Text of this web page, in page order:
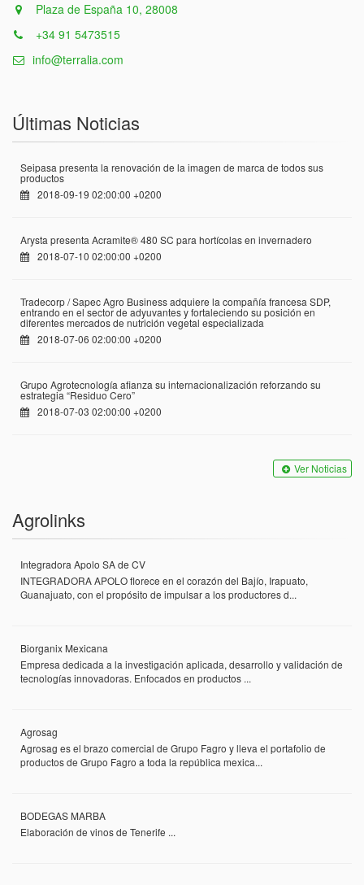
Plaza de España 10, 28008
+34 91 5473515
info@terralia.com
Últimas Noticias
Seipasa presenta la renovación de la imagen de marca de todos sus
productos
2018-09-19 02:00:00 +0200
Arysta presenta Acramite® 480 SC para hortícolas en invernadero
2018-07-10 02:00:00 +0200
Tradecorp / Sapec Agro Business adquiere la compañía francesa SDP,
entrando en el sector de adyuvantes y fortaleciendo su posición en
diferentes mercados de nutrición vegetal especializada
2018-07-06 02:00:00 +0200
Grupo Agrotecnología afianza su internacionalización reforzando su
estrategia “Residuo Cero”
2018-07-03 02:00:00 +0200
Ver Noticias
Agrolinks
Integradora Apolo SA de CV
INTEGRADORA APOLO florece en el corazón del Bajío, Irapuato,
Guanajuato, con el propósito de impulsar a los productores d...
Biorganix Mexicana
Empresa dedicada a la investigación aplicada, desarrollo y validación de
tecnologías innovadoras. Enfocados en productos ...
Agrosag
Agrosag es el brazo comercial de Grupo Fagro y lleva el portafolio de
productos de Grupo Fagro a toda la república mexica...
BODEGAS MARBA
Elaboración de vinos de Tenerife ...